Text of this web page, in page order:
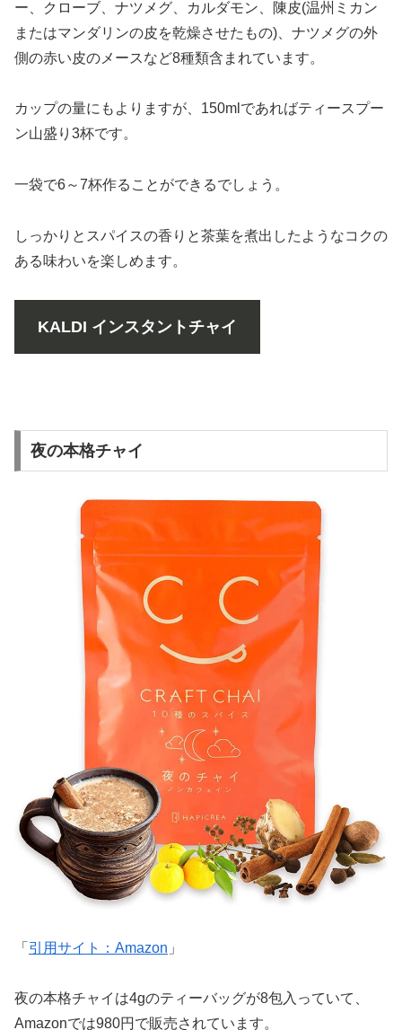
ー、クローブ、ナツメグ、カルダモン、陳皮(温州ミカン
またはマンダリンの皮を乾燥させたもの)、ナツメグの外
側の赤い皮のメースなど8種類含まれています。
カップの量にもよりますが、150mlであればティースプー
ン山盛り3杯です。
一袋で6～7杯作ることができるでしょう。
しっかりとスパイスの香りと茶葉を煮出したようなコクの
ある味わいを楽しめます。
KALDI インスタントチャイ
夜の本格チャイ
「 引用サイト：Amazon 」
夜の本格チャイは4gのティーバッグが8包入っていて、
Amazonでは980円で販売されています。